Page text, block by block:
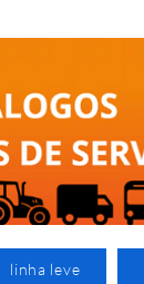
linha leve